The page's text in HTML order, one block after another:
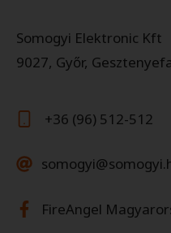
Somogyi Elektronic Kft
9027, Győr,
+​36 (96) 512-512
FireAngel